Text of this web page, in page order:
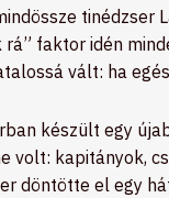
tinédzser
faktor idén
vált: ha
készült egy
volt: kapitányok,
döntötte el egy